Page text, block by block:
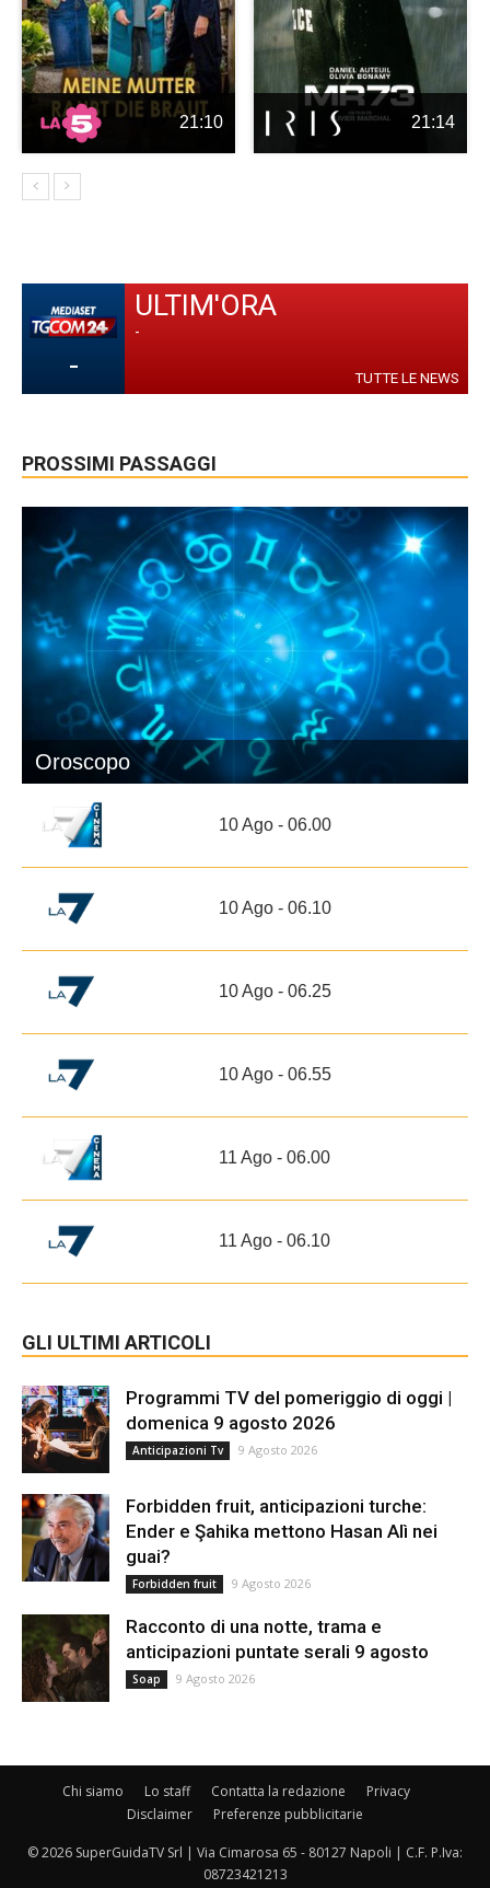
21:10 21:14
-
ULTIM'ORA
-
TUTTE LE NEWS
PROSSIMI PASSAGGI
Oroscopo
10 Ago - 06.00
10 Ago - 06.10
10 Ago - 06.25
10 Ago - 06.55
11 Ago - 06.00
11 Ago - 06.10
GLI ULTIMI ARTICOLI
Programmi TV del pomeriggio di oggi |
domenica 9 agosto 2026
Anticipazioni Tv 9 Agosto 2026
Forbidden fruit, anticipazioni turche:
Ender e Şahika mettono Hasan Alì nei
guai?
Forbidden fruit 9 Agosto 2026
Racconto di una notte, trama e
anticipazioni puntate serali 9 agosto
Soap 9 Agosto 2026
Chi siamo Lo staff Contatta la redazione
Privacy
Disclaimer
Preferenze pubblicitarie
© 2026 SuperGuidaTV Srl | Via Cimarosa 65 - 80127 Napoli | C.F. P.Iva:
08723421213